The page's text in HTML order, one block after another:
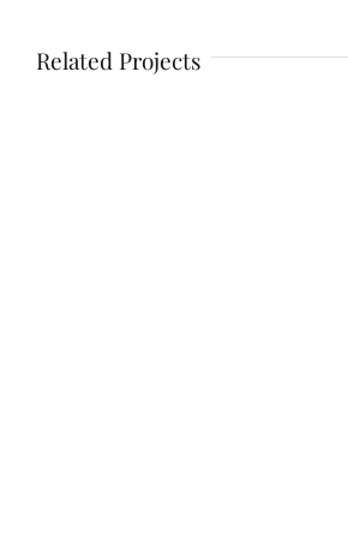
Related Projects